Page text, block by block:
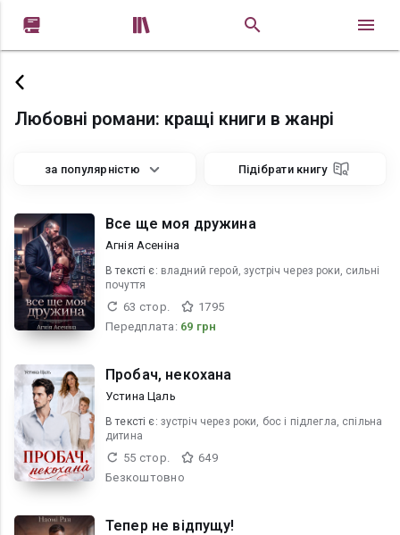
 
Любовні романи: кращі книги в жанрі
за популярністю Підібрати книгу
Все ще моя дружина
Агнія Асеніна
В текcті є: владний герой, зустріч через роки, сильні
почуття
63 стор.
1795
Передплата: 69 грн
Пробач, некохана
Устина Цаль
В текcті є: зустріч через роки, бос і підлегла, спільна
дитина
55 стор.
649
Безкоштовно
Тепер не відпущу!